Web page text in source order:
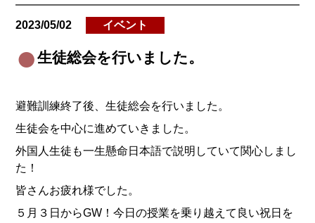
2023/05/02 イベント
生徒総会を行いました。
避難訓練終了後、生徒総会を行いました。
生徒会を中心に進めていきました。
外国人生徒も一生懸命日本語で説明していて関心しまし
た！
皆さんお疲れ様でした。
５月３日からGW！今日の授業を乗り越えて良い祝日を